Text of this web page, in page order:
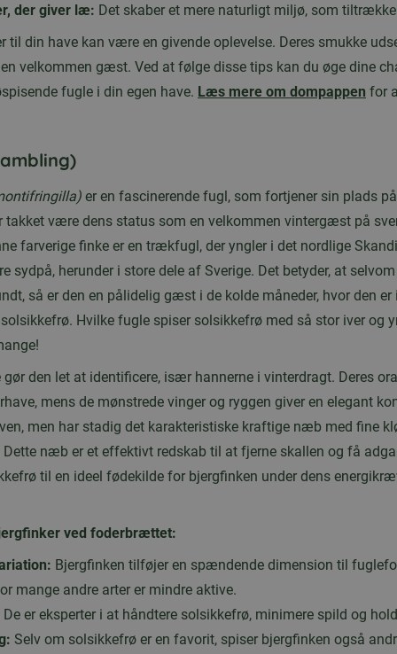
der giver læ: Det skaber et mere naturligt miljø, som
din have kan være en givende oplevelse. Deres smukke
velkommen gæst. Ved at følge disse tips kan du øge dine
fugle i din egen have. Læs mere om dompappen for
er en fascinerende fugl, som fortjener sin plads
være dens status som en velkommen vintergæst på
farverige finke er en trækfugl, der yngler i det nordlige
sydpå, herunder i store dele af Sverige. Det betyder, at
så er den en pålidelig gæst i de kolde måneder, hvor den
Hvilke fugle spiser solsikkefrø med så stor iver og
den let at identificere, især hannerne i vinterdragt. Deres
mens de mønstrede vinger og ryggen giver en elegant
men har stadig det karakteristiske kraftige næb med fine
næb er et effektivt redskab til at fjerne skallen og få
til en ideel fødekilde for bjergfinken under dens
ved foderbrættet:
Bjergfinken tilføjer en spændende dimension til
mange andre arter er mindre aktive.
De er eksperter i at håndtere solsikkefrø, minimere spild og
Selv om solsikkefrø er en favorit, spiser bjergfinken også